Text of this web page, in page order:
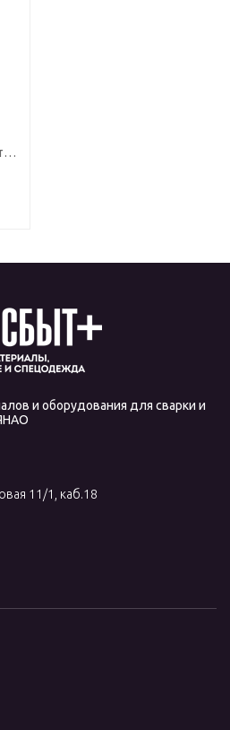
и оборудования для сварки и
11/1, каб.18